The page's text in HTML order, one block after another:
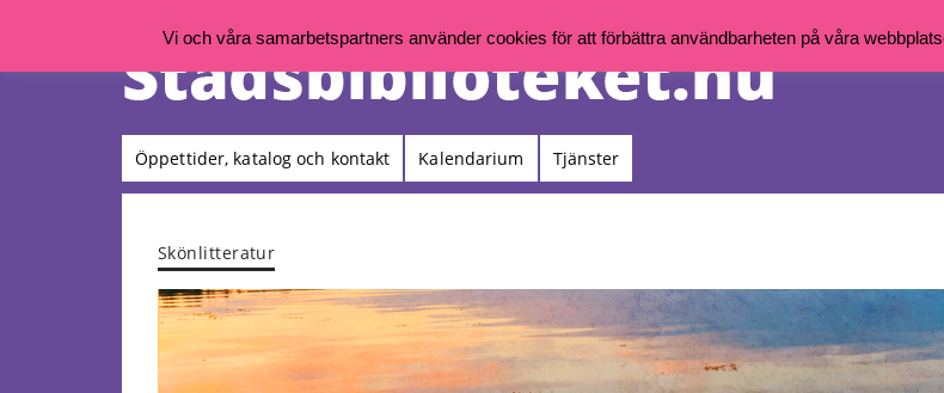
Öppettider, katalog och kontakt Kalendarium Tjänster
Skönlitteratur
Vi och våra samarbetspartners använder cookies för att förbättra användbarheten på våra